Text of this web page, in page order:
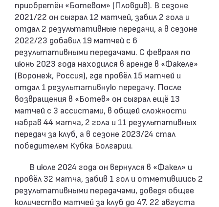
приобретён «Ботевом» (Пловдив). В сезоне
2021/22 он сыграл 12 матчей, забил 2 гола и
отдал 2 результативные передачи, а в сезоне
2022/23 добавил 19 матчей с 6
результативными передачами. С февраля по
июнь 2023 года находился в аренде в «Факеле»
(Воронеж, Россия), где провёл 15 матчей и
отдал 1 результативную передачу. После
возвращения в «Ботев» он сыграл ещё 13
матчей с 3 ассистами, в общей сложности
набрав 44 матча, 2 гола и 11 результативных
передач за клуб, а в сезоне 2023/24 стал
победителем Кубка Болгарии.
В июле 2024 года он вернулся в «Факел» и
провёл 32 матча, забив 1 гол и отметившись 2
результативными передачами, доведя общее
количество матчей за клуб до 47. 22 августа